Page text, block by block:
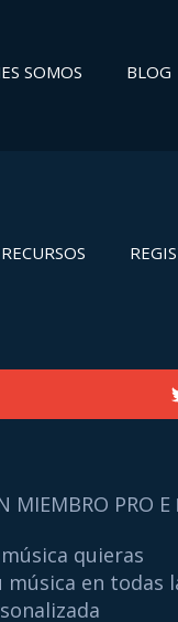
SOMOS BLOG
RECURSOS
MIEMBRO PRO E
quieras
en todas